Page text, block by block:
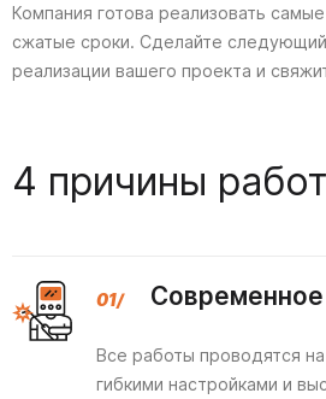
Компания готова реализовать
сжатые сроки. Сделайте
реализации вашего проекта и
4 причины
Все работы проводятся
гибкими настройками и